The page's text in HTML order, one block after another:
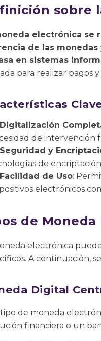
sobre
electrónica
de las
en sistemas
para realizar pagos
Digitalización
de intervención
Seguridad y
de
Facilidad de Uso:
electrónicos
de
electrónica
A continuación,
Digital
tipo de moneda
financiera o un